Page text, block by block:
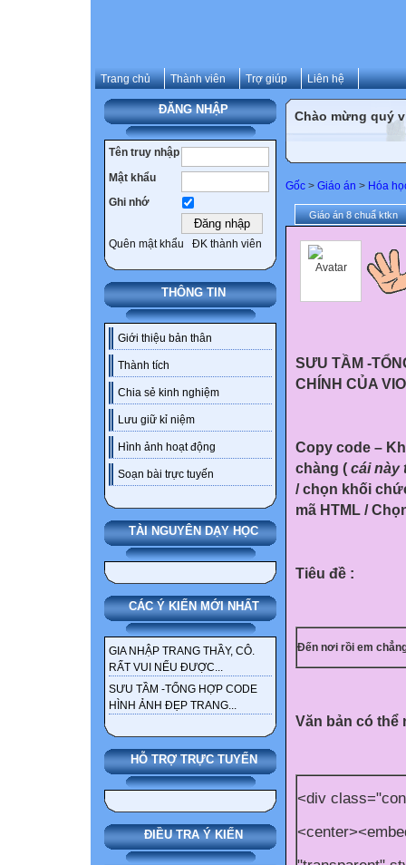
Trang chủ Thành viên Trợ giúp Liên hệ
ĐĂNG NHẬP
Tên truy nhập
Mật khẩu
Ghi nhớ
Quên mật khẩu ĐK thành viên
THÔNG TIN
Giới thiệu bản thân
Thành tích
Chia sẻ kinh nghiệm
Lưu giữ kỉ niệm
Hình ảnh hoạt động
Soạn bài trực tuyến
TÀI NGUYÊN DẠY HỌC
CÁC Ý KIẾN MỚI NHẤT
GIA NHẬP TRANG THẦY, CÔ.
RẤT VUI NẾU ĐƯỢC...
SƯU TẦM -TỔNG HỢP CODE
HÌNH ẢNH ĐẸP TRANG...
HỖ TRỢ TRỰC TUYẾN
ĐIỀU TRA Ý KIẾN
Chào mừng quý
Gốc > Giáo án > Hóa
Giáo án 8 chuẩ ktkn
SƯU TẦM -
CHÍNH CỦA
Copy code –
chàng ( cái này
/ chọn khối
mã HTML /
Tiêu đề :
Đến nơi rồi em
Văn bản có thể
<div